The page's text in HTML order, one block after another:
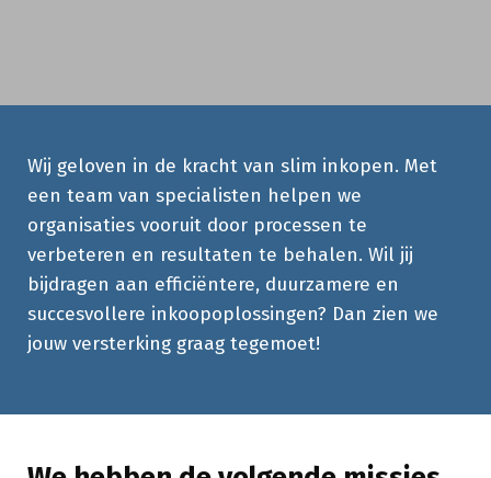
Vind je volgende missie
Wij geloven in de kracht van slim inkopen. Met
een team van specialisten helpen we
organisaties vooruit door processen te
verbeteren en resultaten te behalen. Wil jij
bijdragen aan efficiëntere, duurzamere en
succesvollere inkoopoplossingen? Dan zien we
jouw versterking graag tegemoet!